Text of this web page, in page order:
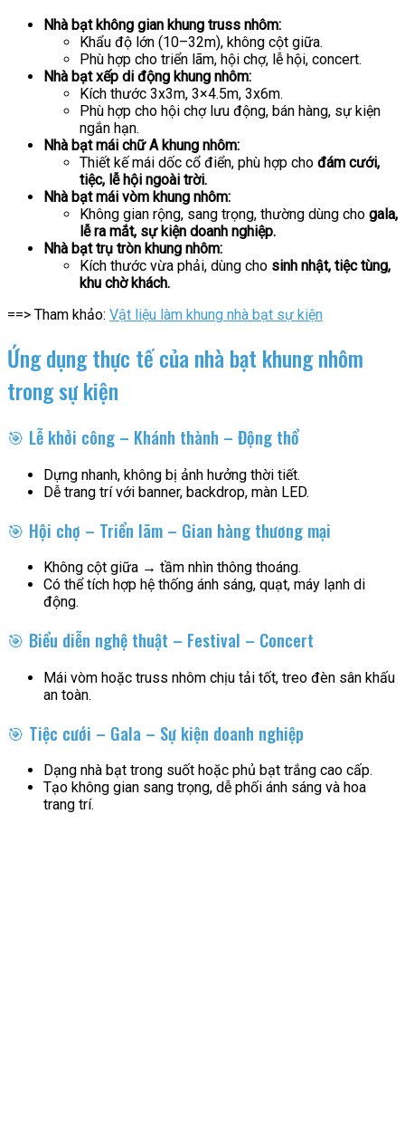
Nhà bạt không gian khung truss nhôm:
Khẩu độ lớn (10–32m), không cột giữa.
Phù hợp cho triển lãm, hội chợ, lễ hội, concert.
Nhà bạt xếp di động khung nhôm:
Kích thước 3x3m, 3×4.5m, 3x6m.
Phù hợp cho hội chợ lưu động, bán hàng, sự kiện
ngắn hạn.
Nhà bạt mái chữ A khung nhôm:
Thiết kế mái dốc cổ điển, phù hợp cho đám cưới,
tiệc, lễ hội ngoài trời.
Nhà bạt mái vòm khung nhôm:
Không gian rộng, sang trọng, thường dùng cho gala,
lễ ra mắt, sự kiện doanh nghiệp.
Nhà bạt trụ tròn khung nhôm:
Kích thước vừa phải, dùng cho sinh nhật, tiệc tùng,
khu chờ khách.
==> Tham khảo: Vật liệu làm khung nhà bạt sự kiện
Ứng dụng thực tế của nhà bạt khung nhôm
trong sự kiện
🎯 Lễ khởi công – Khánh thành – Động thổ
Dựng nhanh, không bị ảnh hưởng thời tiết.
Dễ trang trí với banner, backdrop, màn LED.
🎯 Hội chợ – Triển lãm – Gian hàng thương mại
Không cột giữa → tầm nhìn thông thoáng.
Có thể tích hợp hệ thống ánh sáng, quạt, máy lạnh di
động.
🎯 Biểu diễn nghệ thuật – Festival – Concert
Mái vòm hoặc truss nhôm chịu tải tốt, treo đèn sân khấu
an toàn.
🎯 Tiệc cưới – Gala – Sự kiện doanh nghiệp
Dạng nhà bạt trong suốt hoặc phủ bạt trắng cao cấp.
Tạo không gian sang trọng, dễ phối ánh sáng và hoa
trang trí.